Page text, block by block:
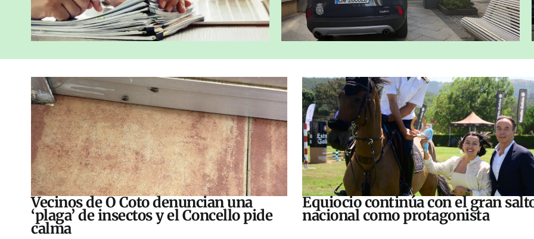
Vecinos de O Coto denuncian una
‘plaga’ de insectos y el Concello pide
calma
Equiocio continúa con el gran
nacional como protagonista